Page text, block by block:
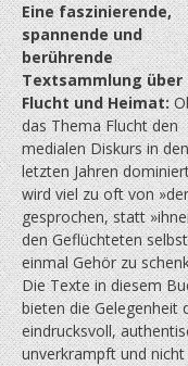
Eine faszinierende,
spannende und
berührende
Textsammlung über
Flucht und Heimat:
das Thema Flucht den
medialen Diskurs in den
letzten Jahren
wird viel zu oft von
gesprochen, statt
den Geflüchteten
einmal Gehör zu
Die Texte in diesem
bieten die Gelegenheit
eindrucksvoll,
unverkrampft und